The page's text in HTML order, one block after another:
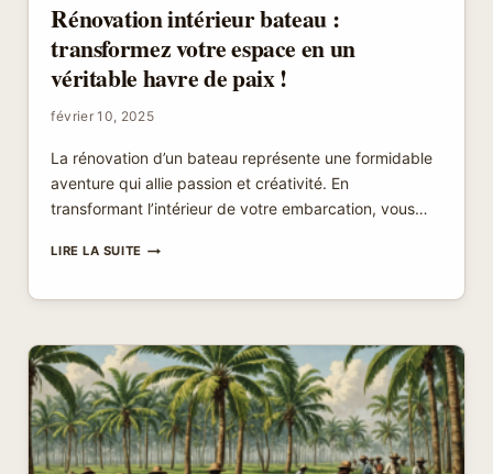
Rénovation intérieur bateau :
transformez votre espace en un
véritable havre de paix !
février 10, 2025
La rénovation d’un bateau représente une formidable
aventure qui allie passion et créativité. En
transformant l’intérieur de votre embarcation, vous…
LIRE LA SUITERÉNOVATION
:
VOTRE
ESPACE
EN
UN
VÉRITABLE
HAVRE
DE